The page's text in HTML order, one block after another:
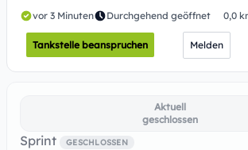
vor 3 Minuten Durchgehend geöffnet 0,0
Tankstelle beanspruchen Melden
Aktuell
geschlossen
Sprint GESCHLOSSEN